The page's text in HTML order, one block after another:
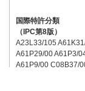
国際特許分類
（IPC第8版）
A23L33/105
A61P29/00 A61P3/
A61P9/00 C08B37/